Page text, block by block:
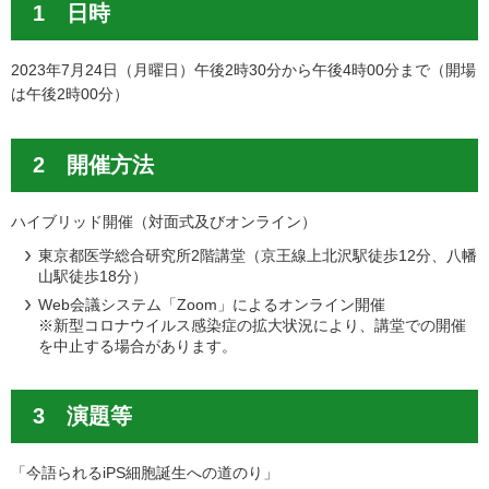
1 日時
2023年7月24日（月曜日）午後2時30分から午後4時00分まで（開場
は午後2時00分）
2 開催方法
ハイブリッド開催（対面式及びオンライン）
東京都医学総合研究所2階講堂（京王線上北沢駅徒歩12分、八幡
山駅徒歩18分）
Web会議システム「Zoom」によるオンライン開催
※新型コロナウイルス感染症の拡大状況により、講堂での開催
を中止する場合があります。
3 演題等
「今語られるiPS細胞誕生への道のり」